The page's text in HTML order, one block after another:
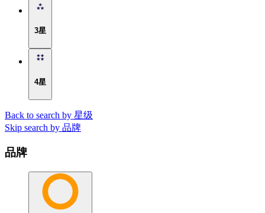
3星
4星
Back to search by 星级
Skip search by 品牌
品牌